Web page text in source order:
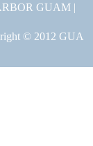
GUAM |
© 2012 GUA